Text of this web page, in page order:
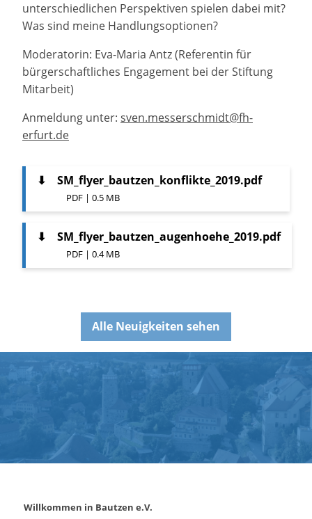
unterschiedlichen Perspektiven spielen dabei mit?
Was sind meine Handlungsoptionen?
Moderatorin: Eva-Maria Antz (Referentin für
bürgerschaftliches Engagement bei der Stiftung
Mitarbeit)
Anmeldung unter: sven.messerschmidt@fh-
erfurt.de
⬇ SM_flyer_bautzen_konflikte_2019.pdf
PDF | 0.5 MB
⬇ SM_flyer_bautzen_augenhoehe_2019.pdf
PDF | 0.4 MB
Alle Neuigkeiten sehen
Willkommen in Bautzen e.V.